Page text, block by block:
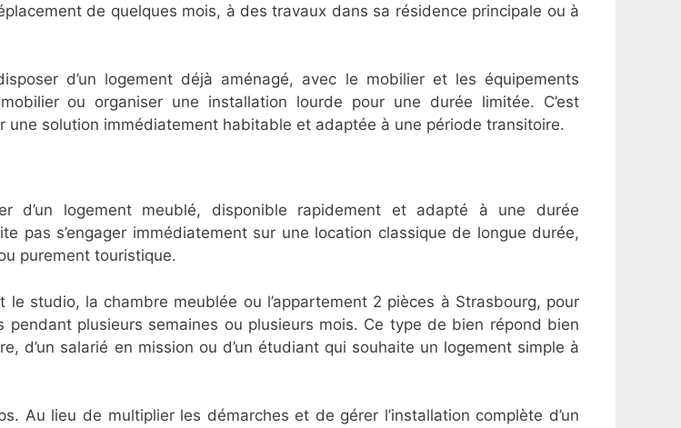
de quelques mois, à des travaux dans sa résidence principale ou à
d’un logement déjà aménagé, avec le mobilier et les équipements
ou organiser une installation lourde pour une durée limitée. C’est
une solution immédiatement habitable et adaptée à une période transitoire.
d’un logement meublé, disponible rapidement et adapté à une durée
pas s’engager immédiatement sur une location classique de longue durée,
purement touristique.
studio, la chambre meublée ou l’appartement 2 pièces à Strasbourg, pour
plusieurs semaines ou plusieurs mois. Ce type de bien répond bien
d’un salarié en mission ou d’un étudiant qui souhaite un logement simple à
Au lieu de multiplier les démarches et de gérer l’installation complète d’un